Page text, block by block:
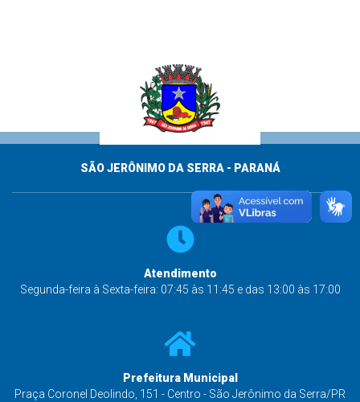
SÃO JERÔNIMO DA SERRA - PARANÁ
Atendimento
Segunda-feira à Sexta-feira: 07:45 às 11:45 e das 13:00 às 17:00
Prefeitura Municipal
Praça Coronel Deolindo, 151 - Centro - São Jerônimo da Serra/PR